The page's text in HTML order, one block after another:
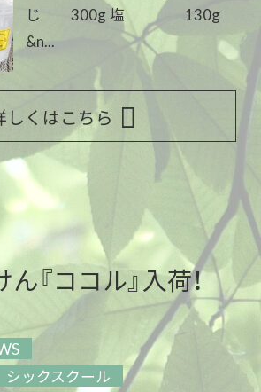
じ 300g 塩 130g
&n...
しくはこちら
『ココル』入荷！
ックスクール